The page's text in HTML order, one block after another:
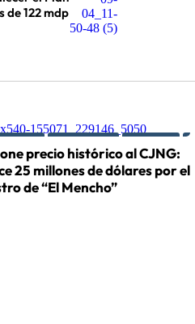
122 mdp
precio histórico al CJNG:
25 millones de dólares por el
de “El Mencho”